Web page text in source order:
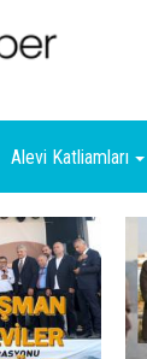
Alevi Katliamları